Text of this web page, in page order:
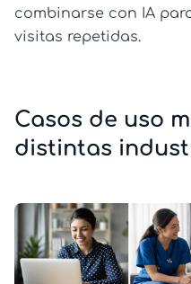
combinarse con IA
visitas repetidas.
Casos de uso
distintas